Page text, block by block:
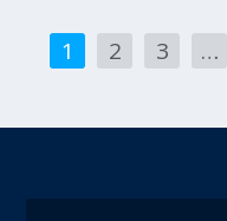
1 2 3 …